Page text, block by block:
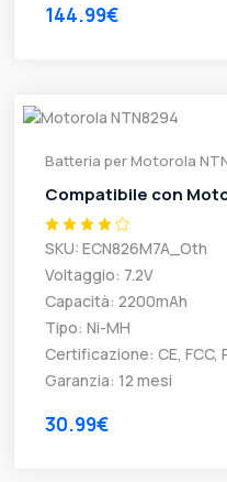
144.99€
Batteria per Motorola
Compatibile con
SKU: ECN826M7A_Oth
Voltaggio: 7.2V
Capacità: 2200mAh
Tipo: Ni-MH
Certificazione: CE, FCC,
Garanzia: 12 mesi
30.99€